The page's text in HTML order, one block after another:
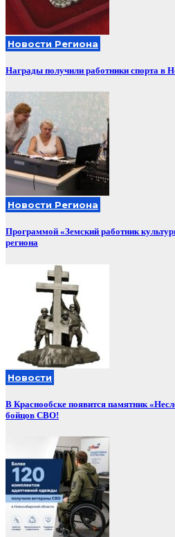
Новости Региона
Награды получили работники спорта в
Новости Региона
Программой «Земский работник
региона
Новости
В Краснообске появится памятник
бойцов СВО!